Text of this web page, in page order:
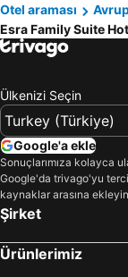
Otel araması
Esra Family Suite
Ülkenizi Seçin
Google'a ekle
Sonuçlarımıza kolayca
Google'da trivago'yu
kaynaklar arasına
Şirket
Ürünlerimiz